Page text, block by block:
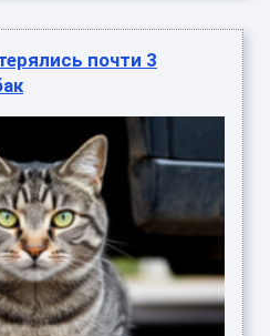
почти 3